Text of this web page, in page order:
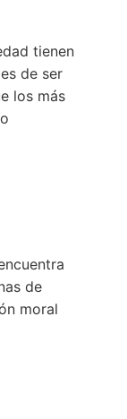
tienen
de ser
los más
de
moral